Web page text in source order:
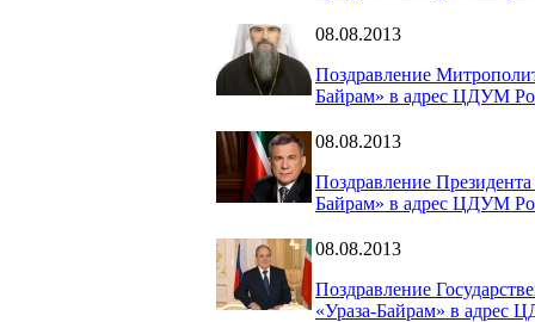
08.08.2013
Поздравление
Байрам» в адрес ЦДУМ
08.08.2013
Поздравление
Байрам» в адрес ЦДУМ
08.08.2013
Поздравление
«Ураза-Байрам» в адрес